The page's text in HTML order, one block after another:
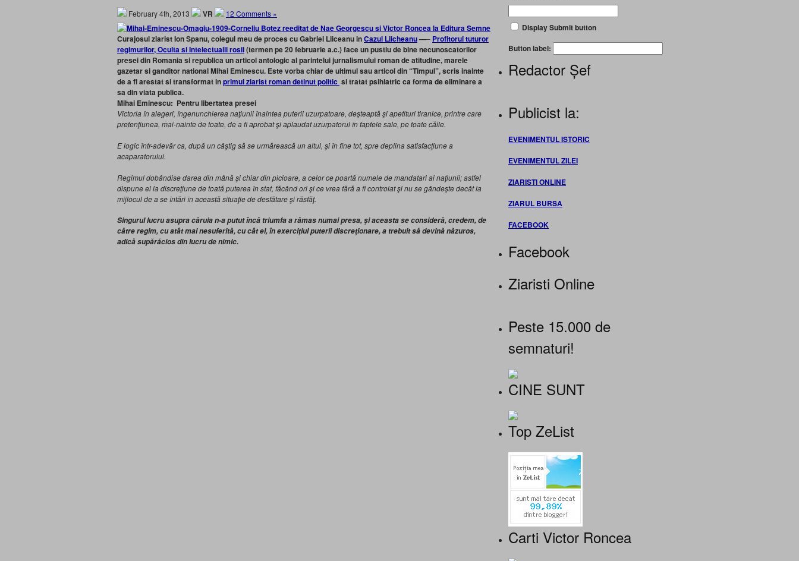
February 4th, 2013 VR 12 Comments »
Curajosul ziarist Ion Spanu, colegul meu de proces cu Gabriel Liiceanu inCazul Liicheanu—– Profitorul tuturor
regimurilor, Oculta si Intelectualii rosii(termen pe 20 februarie a.c.) face un pustiu de bine necunoscatorilor
presei din Romania si republica un articol antologic al parintelui jurnalismului roman de atitudine, marele
gazetar si ganditor national Mihai Eminescu. Este vorba chiar de ultimul sau articol din “Timpul”, scris inainte
de a fi arestat si transformat inprimul ziarist roman detinut politic si tratat psihiatric ca forma de eliminare a
sa din viata publica.
Mihai Eminescu: Pentru libertatea presei
Victoria în alegeri, îngenunchierea naţiunii înaintea puterii uzurpatoare, deşteaptă şi apetituri tiranice, printre care
pretenţiunea, mai-nainte de toate, de a fi aprobat şi aplaudat uzurpatorul în faptele sale, pe toate căile.
E logic într-adevăr ca, după un câştig să se urmărească un altul, şi în fine tot, spre deplina satisfacţiune a
acaparatorului.
Regimul dobândise darea din mână şi chiar din picioare, a celor ce poartă numele de mandatari ai naţiunii; astfel
dispune el la discreţiune de toată puterea în stat, făcând ori şi ce vrea fără a fi controlat şi nu se gândeşte decât la
mijlocul de a se întări în această situaţie de desfătare şi răsfăţ.
Singurul lucru asupra căruia n-a putut încă triumfa a rămas numai presa, şi aceasta se consideră, credem, de
către regim, cu atât mai nesuferită, cu cât el, în exerciţiul puterii discreţionare, a trebuit să devină năzuros,
adică supărăcios din lucru de nimic.
Display Submit button
Button label:
Redactor Șef
Publicist la:
EVENIMENTUL ISTORIC
EVENIMENTUL ZILEI
ZIARISTI ONLINE
ZIARUL BURSA
FACEBOOK
Facebook
Ziaristi Online
Peste 15.000 de
semnaturi!
CINE SUNT
Top ZeList
Carti Victor Roncea